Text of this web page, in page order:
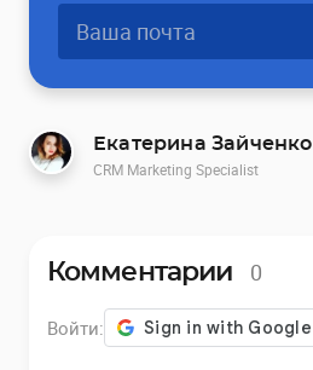
Екатерина Зайченко
CRM Marketing Specialist
Комментарии 0
Войти: